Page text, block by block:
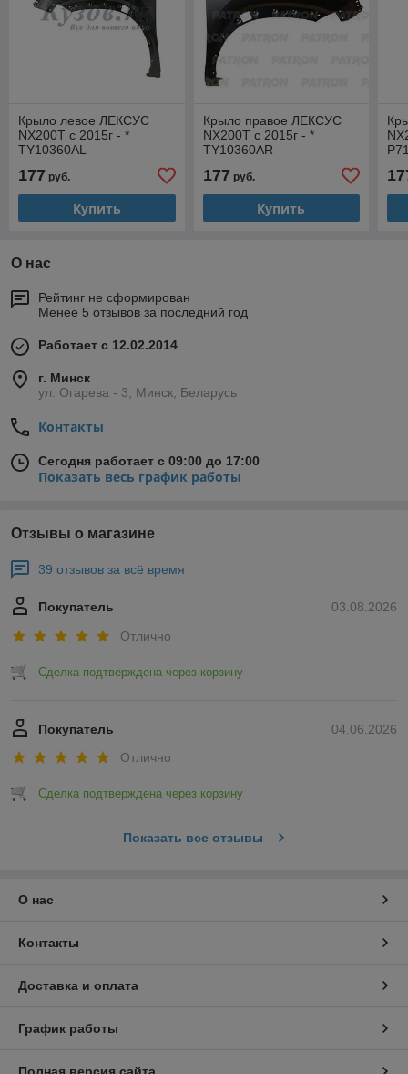
Крыло левое ЛЕКСУС
NX200T с 2015г - *
TY10360AL
177 руб.
Купить
Крыло правое ЛЕКСУС
NX200T с 2015г - *
TY10360AR
177 руб.
Купить
О нас
Рейтинг не сформирован
Менее 5 отзывов за последний год
Работает с 12.02.2014
г. Минск
ул. Огарева - 3, Минск, Беларусь
Контакты
Сегодня работает с 09:00 до 17:00
Показать весь график работы
Отзывы о магазине
39 отзывов за всё время
03.08.2026
Покупатель
Отлично
Сделка подтверждена через корзину
04.06.2026
Покупатель
Отлично
Сделка подтверждена через корзину
Показать все отзывы
О нас
Контакты
Доставка и оплата
График работы